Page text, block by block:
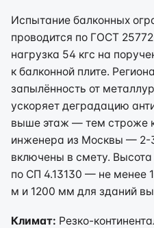
Испытание балконных
проводится по ГОСТ
нагрузка 54 кгс на
к балконной плите.
запылённость от
ускоряет деградацию
выше этаж — тем строже
инженера из Москвы — 2-
включены в смету.
по СП 4.13130 — не менее
м и 1200 мм для зданий
Климат: Резко-